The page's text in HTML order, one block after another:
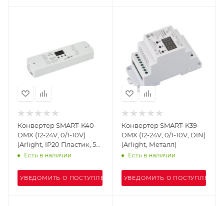
Конвертер SMART-K40-
DMX (12-24V, 0/1-10V)
(Arlight, IP20 Пластик, 5
лет)Есть в наличии
УВЕДОМИТЬ О ПОСТУПЛЕНИИ
Конвертер SMART-K39-
DMX (12-24V, 0/1-10V, DIN)
(Arlight, Металл)
Есть в наличии
УВЕДОМИТЬ О ПОСТУПЛЕНИИ